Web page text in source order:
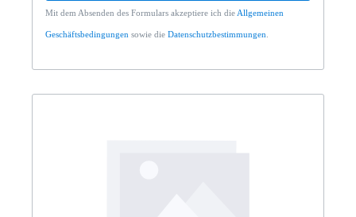
Mit dem Absenden des Formulars akzeptiere ich die Allgemeinen
Geschäftsbedingungen sowie die Datenschutzbestimmungen